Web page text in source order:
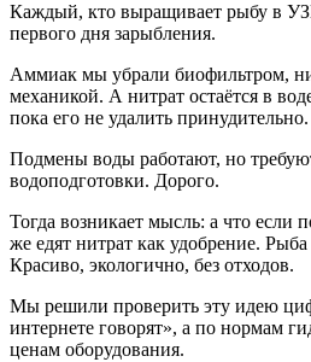
Каждый, кто выращивает рыбу в
первого дня зарыбления.
Аммиак мы убрали биофильтром,
механикой. А нитрат остаётся в
пока его не удалить принудительно.
Подмены воды работают, но
водоподготовки. Дорого.
Тогда возникает мысль: а что если
же едят нитрат как удобрение. Рыба
Красиво, экологично, без отходов.
Мы решили проверить эту идею
интернете говорят», а по нормам
ценам оборудования.